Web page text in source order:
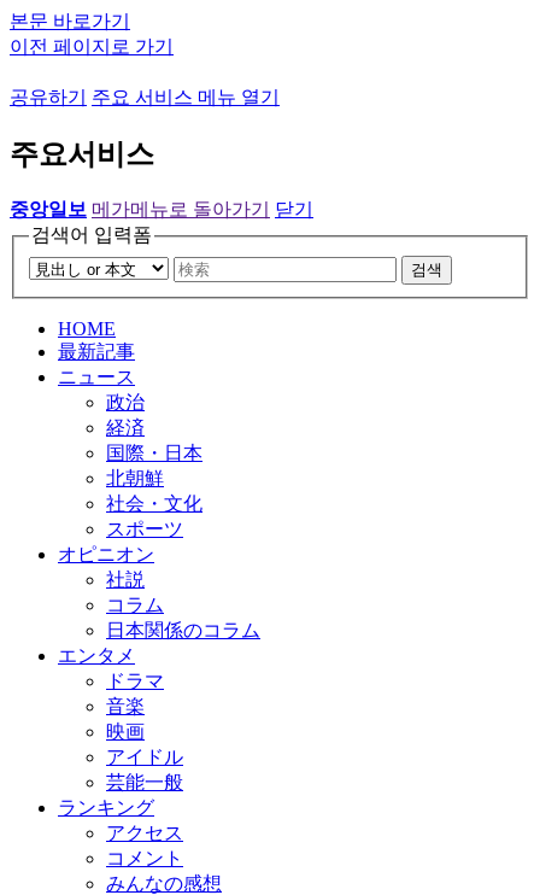
본문 바로가기
이전 페이지로 가기
공유하기 주요 서비스 메뉴 열기
주요서비스
중앙일보 메가메뉴로 돌아가기
닫기
검색어 입력폼
검색
HOME
最新記事
ニュース
政治
経済
国際・日本
北朝鮮
社会・文化
スポーツ
オピニオン
社説
コラム
日本関係のコラム
エンタメ
ドラマ
音楽
映画
アイドル
芸能一般
ランキング
アクセス
コメント
みんなの感想